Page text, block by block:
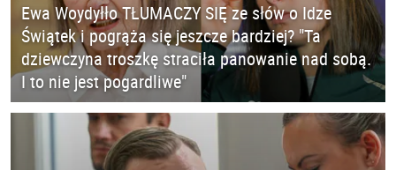
Ewa Woydyłło TŁUMACZY SIĘ ze słów o Idze
Świątek i pogrąża się jeszcze bardziej? "Ta
dziewczyna troszkę straciła panowanie nad sobą.
I to nie jest pogardliwe"